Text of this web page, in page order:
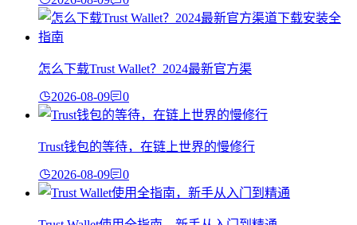
怎么下载Trust Wallet？2024最新官方渠
2026-08-09 0
Trust钱包的等待，在链上世界的慢修行
2026-08-09 0